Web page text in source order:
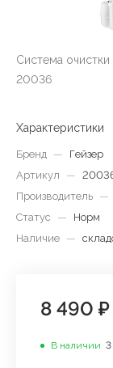
Система
20036
Характеристики
Бренд —
Гейзер
Артикул
—
Производитель —
Статус
—
Норм
Наличие —
8 490 ₽
В наличии 3